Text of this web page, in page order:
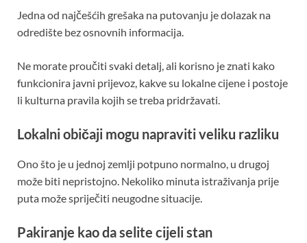
Jedna od najčešćih grešaka na putovanju je dolazak na
odredište bez osnovnih informacija.
Ne morate proučiti svaki detalj, ali korisno je znati kako
funkcionira javni prijevoz, kakve su lokalne cijene i postoje
li kulturna pravila kojih se treba pridržavati.
Lokalni običaji mogu napraviti veliku razliku
Ono što je u jednoj zemlji potpuno normalno, u drugoj
može biti nepristojno. Nekoliko minuta istraživanja prije
puta može spriječiti neugodne situacije.
Pakiranje kao da selite cijeli stan